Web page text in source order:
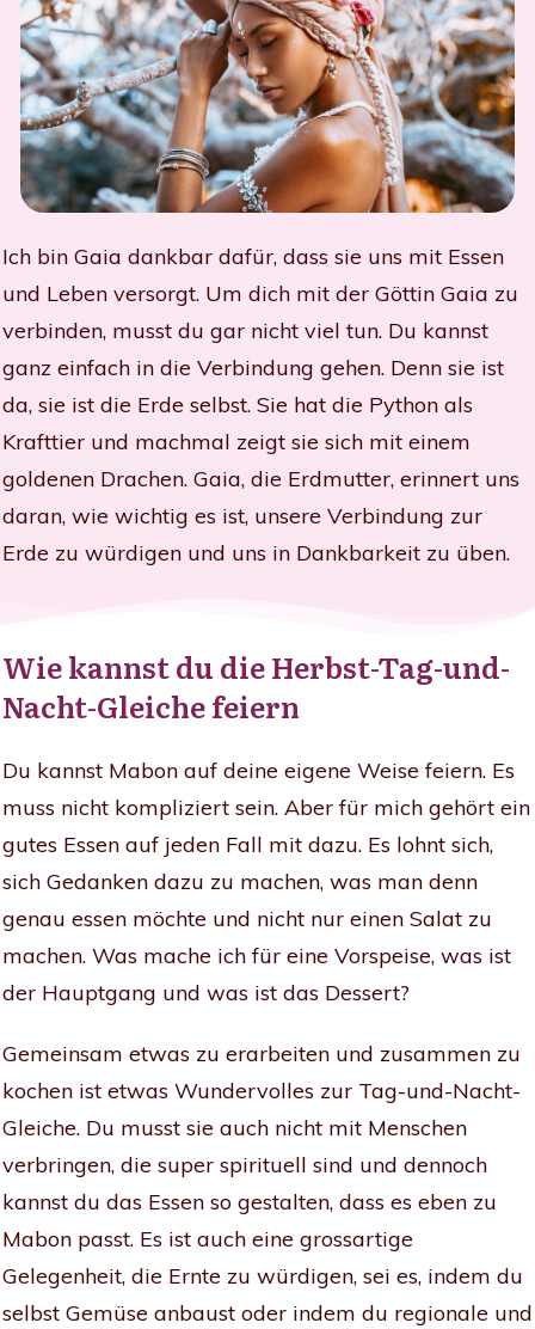
Ich bin Gaia dankbar dafür, dass sie uns mit Essen
und Leben versorgt. Um dich mit der Göttin Gaia zu
verbinden, musst du gar nicht viel tun. Du kannst
ganz einfach in die Verbindung gehen. Denn sie ist
da, sie ist die Erde selbst. Sie hat die Python als
Krafttier und machmal zeigt sie sich mit einem
goldenen Drachen. Gaia, die Erdmutter, erinnert uns
daran, wie wichtig es ist, unsere Verbindung zur
Erde zu würdigen und uns in Dankbarkeit zu üben.
Wie kannst du die Herbst-Tag-und-
Nacht-Gleiche feiern
Du kannst Mabon auf deine eigene Weise feiern. Es
muss nicht kompliziert sein. Aber für mich gehört ein
gutes Essen auf jeden Fall mit dazu. Es lohnt sich,
sich Gedanken dazu zu machen, was man denn
genau essen möchte und nicht nur einen Salat zu
machen. Was mache ich für eine Vorspeise, was ist
der Hauptgang und was ist das Dessert?
Gemeinsam etwas zu erarbeiten und zusammen zu
kochen ist etwas Wundervolles zur Tag-und-Nacht-
Gleiche. Du musst sie auch nicht mit Menschen
verbringen, die super spirituell sind und dennoch
kannst du das Essen so gestalten, dass es eben zu
Mabon passt. Es ist auch eine grossartige
Gelegenheit, die Ernte zu würdigen, sei es, indem du
selbst Gemüse anbaust oder indem du regionale und